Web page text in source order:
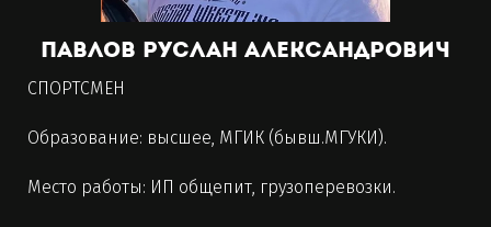
Павлов Руслан Александрович
СПОРТСМЕН
Образование: высшее, МГИК (бывш.МГУКИ).
Место работы: ИП общепит, грузоперевозки.